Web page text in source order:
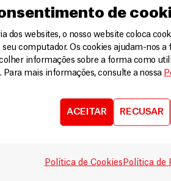
de
dos websites, o nosso website coloca
seu computador. Os cookies ajudam-nos
informações sobre a forma como
Para mais informações, consulte a nossa
ACEITAR RECUSAR
Política de Cookies Política de
que haverá outro aumento
mais oxigênio do que
que onda após onda da
médicas ficam sem os
em larga escala”, disse o
implementando soluções
do Sul, os concentradores de
com COVID-19 em
capacidade. Na República
entre si para criar um